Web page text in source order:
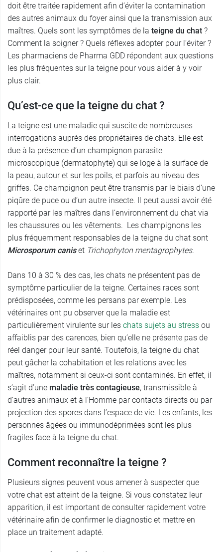
doit être traitée rapidement afin d’éviter la contamination
des autres animaux du foyer ainsi que la transmission aux
maîtres. Quels sont les symptômes de la teigne du chat ?
Comment la soigner ? Quels réflexes adopter pour l’éviter ?
Les pharmaciens de Pharma GDD répondent aux questions
les plus fréquentes sur la teigne pour vous aider à y voir
plus clair.
Qu’est-ce que la teigne du chat ?
La teigne est une maladie qui suscite de nombreuses
interrogations auprès des propriétaires de chats. Elle est
due à la présence d’un champignon parasite
microscopique (dermatophyte) qui se loge à la surface de
la peau, autour et sur les poils, et parfois au niveau des
griffes. Ce champignon peut être transmis par le biais d’une
piqûre de puce ou d’un autre insecte. Il peut aussi avoir été
rapporté par les maîtres dans l’environnement du chat via
les chaussures ou les vêtements. Les champignons les
plus fréquemment responsables de la teigne du chat sont
Microsporum caniset Trichophyton mentagrophytes.
Dans 10 à 30 % des cas, les chats ne présentent pas de
symptôme particulier de la teigne. Certaines races sont
prédisposées, comme les persans par exemple. Les
vétérinaires ont pu observer que la maladie est
particulièrement virulente sur les chats sujets au stress ou
affaiblis par des carences, bien qu’elle ne présente pas de
réel danger pour leur santé. Toutefois, la teigne du chat
peut gâcher la cohabitation et les relations avec les
maîtres, notamment si ceux-ci sont contaminés. En effet, il
s’agit d’une maladie très contagieuse, transmissible à
d’autres animaux et à l’Homme par contacts directs ou par
projection des spores dans l’espace de vie. Les enfants, les
personnes âgées ou immunodéprimées sont les plus
fragiles face à la teigne du chat.
Comment reconnaître la teigne ?
Plusieurs signes peuvent vous amener à suspecter que
votre chat est atteint de la teigne. Si vous constatez leur
apparition, il est important de consulter rapidement votre
vétérinaire afin de confirmer le diagnostic et mettre en
place un traitement adapté.